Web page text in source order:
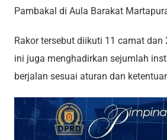
Pambakal di Aula Barakat
Rakor tersebut diikuti 11 camat
ini juga menghadirkan sejumlah
berjalan sesuai aturan dan